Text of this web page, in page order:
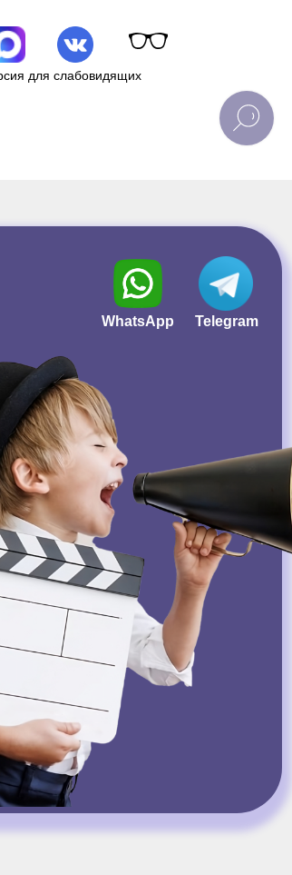
для слабовидящих
Telegram
WhatsApp